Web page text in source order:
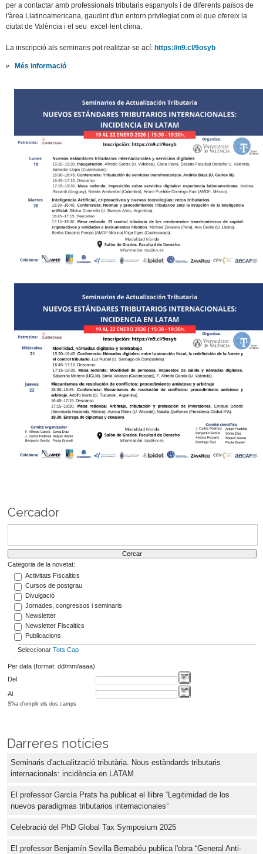
per a contactar amb professionals tributaris espanyols i de diferents països de
l'àrea Llatinoamericana, gaudint d'un entorn privilegiat com el que ofereix la
ciutat de València i el seu excel·lent clima.
La inscripció als seminaris pot realitzar-se ací:https://n9.cl/9osyb
Més informació
Cercador
Categoria de la novetat:
Activitats Fiscaltics
Cursos de postgrau
Divulgació
Jornades, congressos i seminaris
Newsletter
Newsletter Fiscaltics
Publicacions
Seleccionar Tots Cap
Per data (format: dd/mm/aaaa)
Del
Al
S'ha d'omplir els dos camps
Darreres notícies
Seminaris d'actualització tributària. Nous estàndards tributaris
internacionals: incidència en LATAM
El professor García Prats ha publicat el llibre “Legitimidad de los
nuevos paradigmas tributarios internacionales”
Celebració del PhD Global Tax Symposium 2025
El professor Benjamín Sevilla Bernabéu publica l'obra “General Anti-